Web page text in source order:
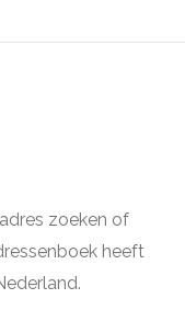
zoeken of
heeft